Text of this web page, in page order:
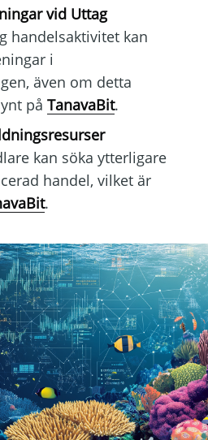
vid Uttag
handelsaktivitet kan
i
även om detta
på TanavaBit.
kan söka ytterligare
handel, vilket är
.